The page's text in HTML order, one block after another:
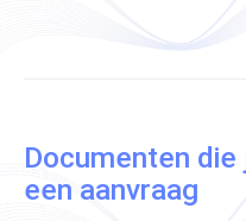
Documenten
een aanvraag